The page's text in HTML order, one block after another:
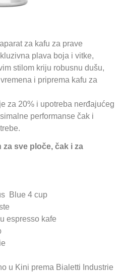
za kafu za prave
plava boja i vitke,
stilom kriju robusnu dušu,
i priprema kafu za
za 20% i upotreba nerđajućeg
performanse čak i
sve ploče, čak i za
Blue 4 cup
espresso kafe
u Kini prema Bialetti Industrie